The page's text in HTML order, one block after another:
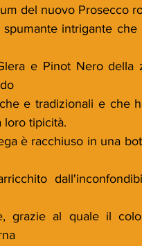
del nuovo Prosecco
intrigante
e Pinot Nero della
e tradizionali e che
loro tipicità.
è racchiuso in una
grazie al quale il